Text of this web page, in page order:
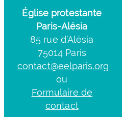
Église protestante
Paris-Alésia
85 rue d’Alésia
75014 Paris
contact@eelparis.org
ou
Formulaire de
contact